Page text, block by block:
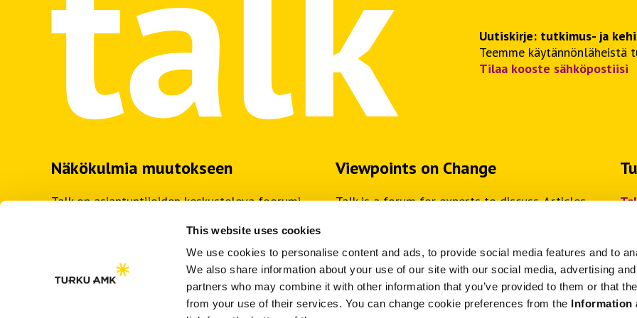
This website uses cookies
We use cookies to personalise content and ads, to provide social media features and to
We also share information about your use of our site with our social media, advertising
partners who may combine it with other information that you’ve provided to them or that
from your use of their services. You can change cookie preferences from the Information
Uutiskirje: tutkimus- ja
Teemme
Tilaa kooste sähköpostiisi
Näkökulmia muutokseen
Talk on asiantuntijoiden keskusteleva foorumi.
näkökulmia työelämän muutokseen.
Kirjoittajan ohjeet
Julkaisuehdot ja viittausohje
Viewpoints on Change
Talk is a forum for experts to discuss. Articles,
Instructions for writers
Terms of Publishing & Reference Instructions